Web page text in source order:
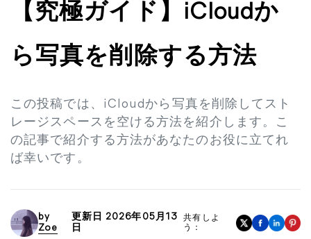
【究極ガイド】iCloudか
ら写真を削除する方法
この投稿では、iCloudから写真を削除してスト
レージスペースを空ける方法を紹介します。こ
の記事で紹介する方法があなたのお役に立てれ
ば幸いです。
by
Zoe
更新日 2026年05月13
日
共有しよ
う：